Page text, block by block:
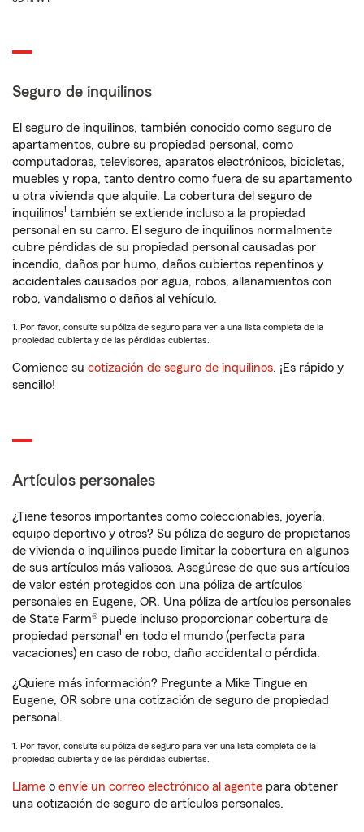
Seguro de inquilinos
El seguro de inquilinos, también conocido como seguro de
apartamentos, cubre su propiedad personal, como
computadoras, televisores, aparatos electrónicos, bicicletas,
muebles y ropa, tanto dentro como fuera de su apartamento
u otra vivienda que alquile. La cobertura del seguro de
inquilinos1 también se extiende incluso a la propiedad
personal en su carro. El seguro de inquilinos normalmente
cubre pérdidas de su propiedad personal causadas por
incendio, daños por humo, daños cubiertos repentinos y
accidentales causados por agua, robos, allanamientos con
robo, vandalismo o daños al vehículo.
1. Por favor, consulte su póliza de seguro para ver a una lista completa de la
propiedad cubierta y de las pérdidas cubiertas.
Comience su cotización de seguro de inquilinos. ¡Es rápido y
sencillo!
Artículos personales
¿Tiene tesoros importantes como coleccionables, joyería,
equipo deportivo y otros? Su póliza de seguro de propietarios
de vivienda o inquilinos puede limitar la cobertura en algunos
de sus artículos más valiosos. Asegúrese de que sus artículos
de valor estén protegidos con una póliza de artículos
personales en Eugene, OR. Una póliza de artículos personales
de State Farm® puede incluso proporcionar cobertura de
propiedad personal 1 en todo el mundo (perfecta para
vacaciones) en caso de robo, daño accidental o pérdida.
¿Quiere más información? Pregunte a Mike Tingue en
Eugene, OR sobre una cotización de seguro de propiedad
personal.
1. Por favor, consulte su póliza de seguro para ver una lista completa de la
propiedad cubierta y de las pérdidas cubiertas.
Llame o envíe un correo electrónico al agente para obtener
una cotización de seguro de artículos personales.